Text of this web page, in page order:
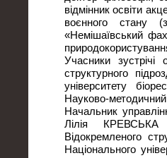
відмінник освіти
воєнного стану (з
«Немішаївський
Учасники
структурного
університету
Науково-
Начальник
Лілія КРЕВСЬКА
Відокремленого
Національного